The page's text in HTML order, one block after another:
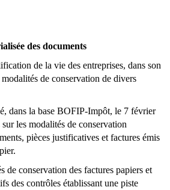
des documents
de la vie des entreprises, dans son
de conservation de divers
dans la base BOFIP-Impôt, le 7 février
les modalités de conservation
pièces justificatives et factures émis
de conservation des factures papiers et
des contrôles établissant une piste